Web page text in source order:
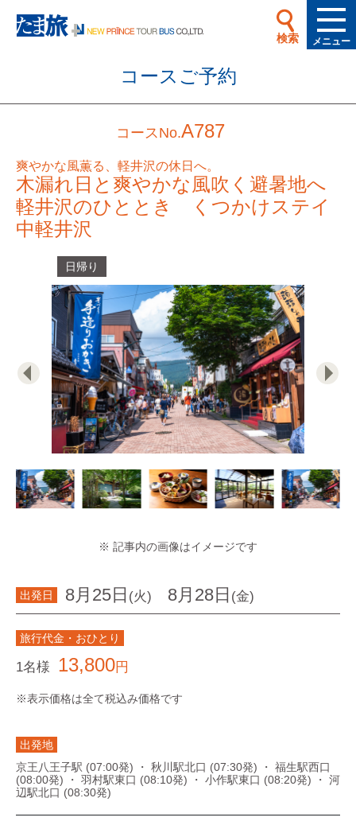
検索 メニュー
コースご予約
コースNo.A787
爽やかな風薫る、軽井沢の休日へ。
木漏れ日と爽やかな風吹く避暑地へ
軽井沢のひととき くつかけステイ
中軽井沢
日帰り
※ 記事内の画像はイメージです
出発日 8月25日 (火) 8月28日 (金)
旅行代金・おひとり
1名様 13,800円
※表示価格は全て税込み価格です
出発地
京王八王子駅 (07:00発) ・ 秋川駅北口 (07:30発) ・ 福生駅西口
(08:00発) ・ 羽村駅東口 (08:10発) ・ 小作駅東口 (08:20発) ・ 河
辺駅北口 (08:30発)